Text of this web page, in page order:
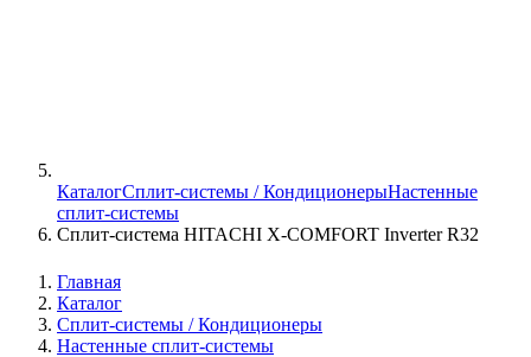
КаталогСплит-системы / КондиционерыНастенные
сплит-системы
Сплит-система HITACHI X-COMFORT Inverter R32
Главная
Каталог
Сплит-системы / Кондиционеры
Настенные сплит-системы